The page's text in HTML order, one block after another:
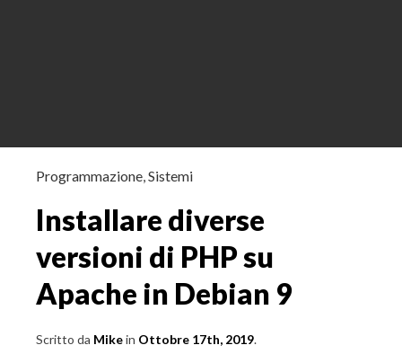
Programmazione,Sistemi
Installare diverse
versioni di PHP su
Apache in Debian 9
Scritto da Mikein Ottobre 17th, 2019.